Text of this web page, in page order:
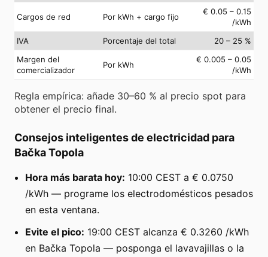
Cargos de red Por kWh + cargo fijo
€ 0.05 – 0.15
/kWh
IVA
Porcentaje del total
20 – 25 %
Margen del
comercializador
Por kWh
€ 0.005 – 0.05
/kWh
Regla empírica: añade 30–60 % al precio spot para
obtener el precio final.
Consejos inteligentes de electricidad para
Bačka Topola
Hora más barata hoy: 10:00 CEST a € 0.0750
/kWh — programe los electrodomésticos pesados
en esta ventana.
Evite el pico: 19:00 CEST alcanza € 0.3260 /kWh
en Bačka Topola — posponga el lavavajillas o la